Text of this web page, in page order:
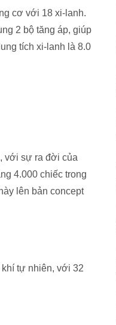
cơ với 18 xi-lanh.
2 bộ tăng áp, giúp
tích xi-lanh là 8.0
với sự ra đời của
4.000 chiếc trong
lên bản concept
tự nhiên, với 32